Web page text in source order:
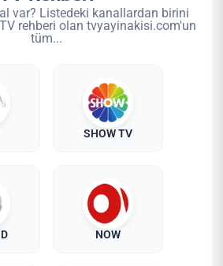
var? Listedeki kanallardan birini
rehberi olan tvyayinakisi.com'un
tüm...
SHOW TV
NOW